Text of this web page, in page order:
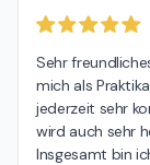
Sehr
mich als
jederzeit sehr
wird auch sehr
Insgesamt bin